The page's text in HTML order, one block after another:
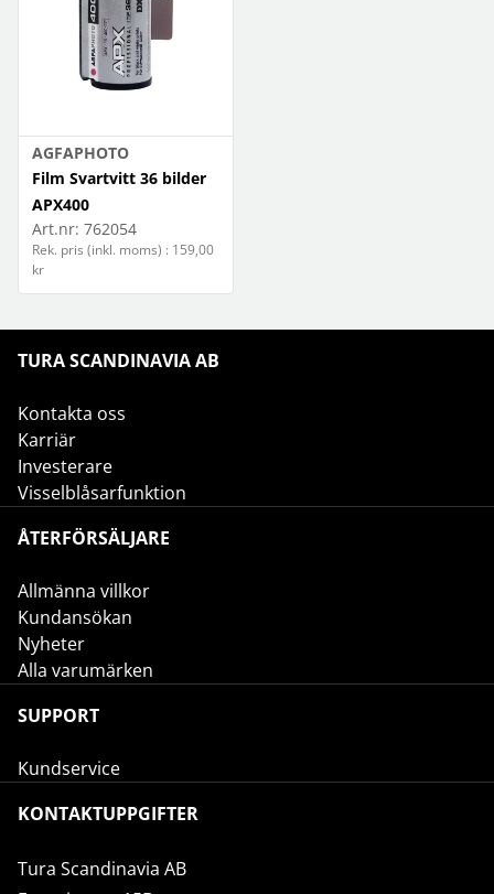
AGFAPHOTO
Film Svartvitt 36 bilder
APX400
Art.nr: 762054
Rek. pris (inkl. moms) : 159,00
kr
TURA SCANDINAVIA AB
Kontakta oss
Karriär
Investerare
Visselblåsarfunktion
ÅTERFÖRSÄLJARE
Allmänna villkor
Kundansökan
Nyheter
Alla varumärken
SUPPORT
Kundservice
KONTAKTUPPGIFTER
Tura Scandinavia AB